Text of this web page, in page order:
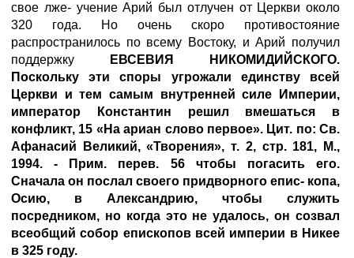
свое лже- учение Арий был отлучен от Церкви около
320 года. Но очень скоро противостояние
распространилось по всему Востоку, и Арий получил
поддержку
ЕВСЕВИЯ НИКОМИДИЙСКОГО.
Поскольку эти споры угрожали единству всей
Церкви и тем самым внутренней силе Империи,
император Константин решил вмешаться в
конфликт, 15 «На ариан слово первое». Цит. по: Св.
Афанасий Великий, «Творения», т. 2, стр. 181, М.,
1994. - Прим. перев. 56 чтобы погасить его.
Сначала он послал своего придворного епис- копа,
Осию, в Александрию, чтобы служить
посредником, но когда это не удалось, он созвал
всеобщий собор епископов всей империи в Никее
в 325 году.